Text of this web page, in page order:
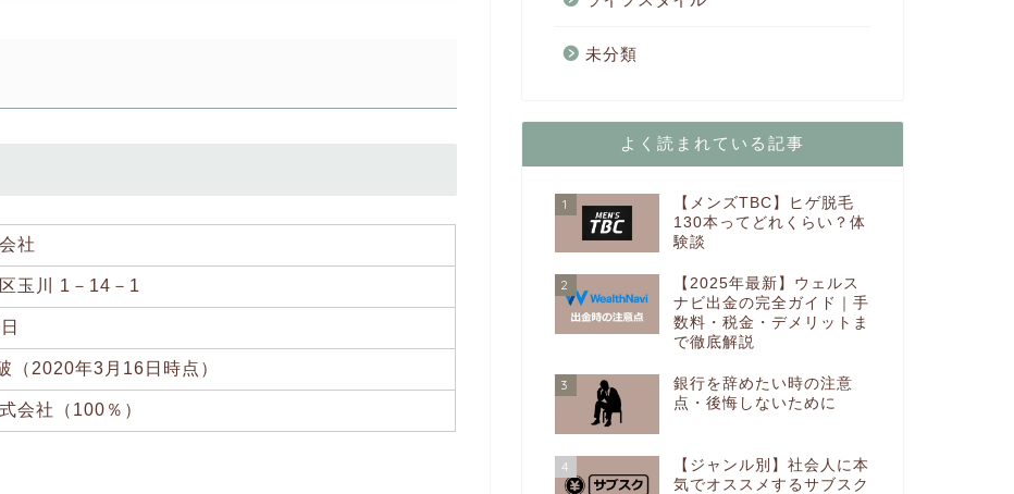
社
玉川 1－14－1
（2020年3月16日時点）
会社（100％）
未分類
よく読まれている記事
1
【メンズTBC】ヒゲ脱毛
130本ってどれくらい？体
験談
2
【2025年最新】ウェルス
ナビ出金の完全ガイド｜手
数料・税金・デメリットま
で徹底解説
3
銀行を辞めたい時の注意
点・後悔しないために
4
【ジャンル別】社会人に本
気でオススメするサブスク